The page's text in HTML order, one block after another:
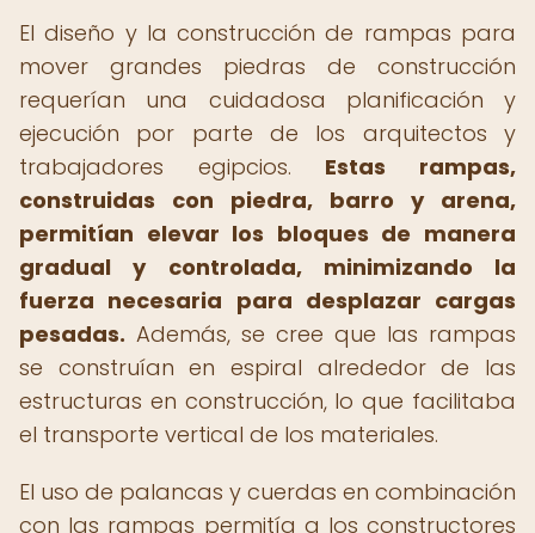
El diseño y la construcción de rampas para
mover grandes piedras de construcción
requerían una cuidadosa planificación y
ejecución por parte de los arquitectos y
trabajadores egipcios. Estas rampas,
construidas con piedra, barro y arena,
permitían elevar los bloques de manera
gradual y controlada, minimizando la
fuerza necesaria para desplazar cargas
pesadas. Además, se cree que las rampas
se construían en espiral alrededor de las
estructuras en construcción, lo que facilitaba
el transporte vertical de los materiales.
El uso de palancas y cuerdas en combinación
con las rampas permitía a los constructores